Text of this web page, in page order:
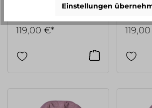
dunkelgrau, XXL
119,00 €*
altrosa,
Einstellungen